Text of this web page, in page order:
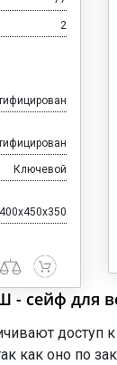
2
Ключевой
сейф для
доступ
как оно по